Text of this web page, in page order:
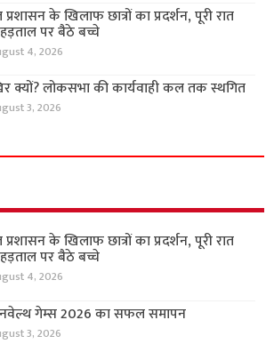
के खिलाफ छात्रों का प्रदर्शन, पूरी रात
पर बैठे बच्चे
4, 2026
क्यों? लोकसभा की कार्यवाही कल तक स्थगित
3, 2026
के खिलाफ छात्रों का प्रदर्शन, पूरी रात
पर बैठे बच्चे
4, 2026
गेम्स 2026 का सफल समापन
3, 2026